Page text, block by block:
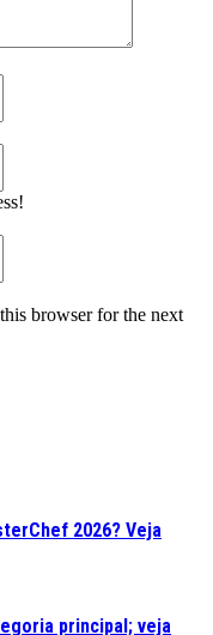
browser for the next
2026? Veja
principal; veja